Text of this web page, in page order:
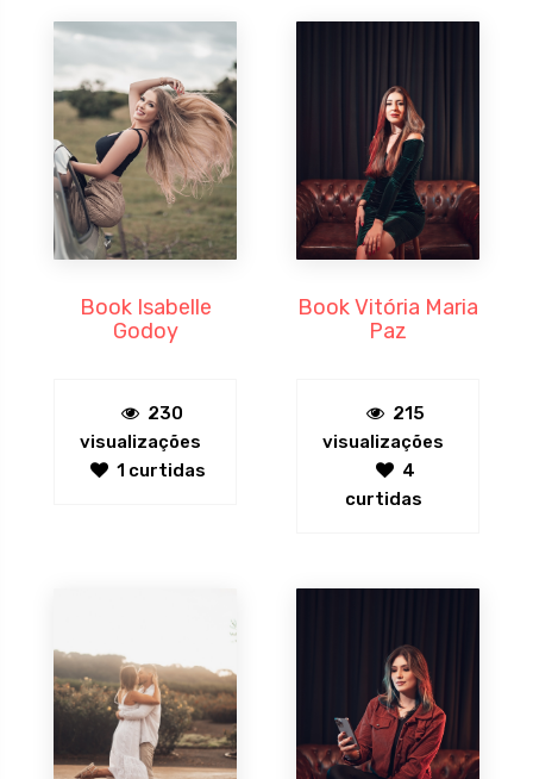
Book Isabelle
Godoy
230
visualizações
1 curtidas
Book Vitória Maria
Paz
215
visualizações
4
curtidas